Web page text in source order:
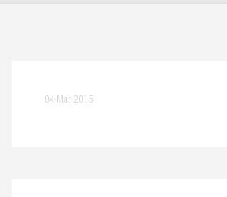
04-Mar-2015